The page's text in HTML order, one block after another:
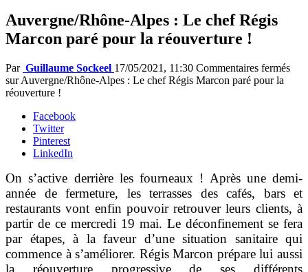
Auvergne/Rhône-Alpes : Le chef Régis
Marcon paré pour la réouverture !
Par Guillaume Sockeel 17/05/2021, 11:30 Commentaires fermés
sur Auvergne/Rhône-Alpes : Le chef Régis Marcon paré pour la
réouverture !
Facebook
Twitter
Pinterest
LinkedIn
On s’active derrière les fourneaux ! Après une demi-
année de fermeture, les terrasses des cafés, bars et
restaurants vont enfin pouvoir retrouver leurs clients, à
partir de ce mercredi 19 mai. Le déconfinement se fera
par étapes, à la faveur d’une situation sanitaire qui
commence à s’améliorer. Régis Marcon prépare lui aussi
la réouverture progressive de ses différents